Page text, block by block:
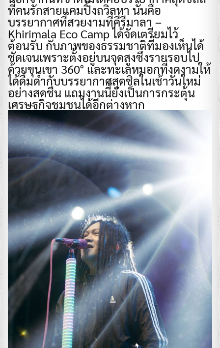
ที่คนรักสายแคมปิ้งถวิลหา นั่นคือ
บรรยากาศที่สวยงามที่คีรีมาลา –
Khirimala Eco Camp ได้จัดเตรียมไว้
ต้อนรับ กับภาพของธรรมชาติที่มองเห็นได้
ชัดเจนเพราะตั้งอยู่บนจุดสูงซึ่งรายรอบไป
ด้วยขุนเขา 360° และทะเลหมอกที่งดงามให้
ได้ดื่มด่ำกับบรรยากาศสุดชิลในเช้าวันใหม่
อย่างสดชื่น แถมงานนี้ยังเป็นการกระตุ้น
เศรษฐกิจชุมชนได้อีกต่างหาก